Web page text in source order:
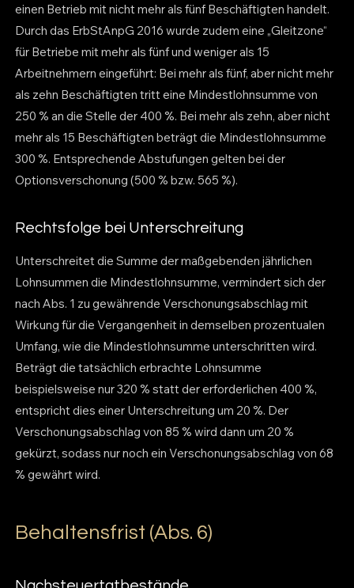
einen Betrieb mit nicht mehr als fünf Beschäftigten handelt.
Durch das ErbStAnpG 2016 wurde zudem eine „Gleitzone“
für Betriebe mit mehr als fünf und weniger als 15
Arbeitnehmern eingeführt: Bei mehr als fünf, aber nicht mehr
als zehn Beschäftigten tritt eine Mindestlohnsumme von
250 % an die Stelle der 400 %. Bei mehr als zehn, aber nicht
mehr als 15 Beschäftigten beträgt die Mindestlohnsumme
300 %. Entsprechende Abstufungen gelten bei der
Optionsverschonung (500 % bzw. 565 %).
Rechtsfolge bei Unterschreitung
Unterschreitet die Summe der maßgebenden jährlichen
Lohnsummen die Mindestlohnsumme, vermindert sich der
nach Abs. 1 zu gewährende Verschonungsabschlag mit
Wirkung für die Vergangenheit in demselben prozentualen
Umfang, wie die Mindestlohnsumme unterschritten wird.
Beträgt die tatsächlich erbrachte Lohnsumme
beispielsweise nur 320 % statt der erforderlichen 400 %,
entspricht dies einer Unterschreitung um 20 %. Der
Verschonungsabschlag von 85 % wird dann um 20 %
gekürzt, sodass nur noch ein Verschonungsabschlag von 68
% gewährt wird.
Behaltensfrist (Abs. 6)